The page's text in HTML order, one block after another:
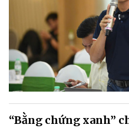
“Bằng chứng xanh”